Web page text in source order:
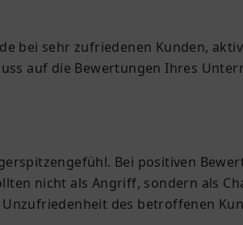
bei sehr zufriedenen Kunden,
auf die Bewertungen Ihres
Bei positiven
nicht als Angriff, sondern als
des betroffenen